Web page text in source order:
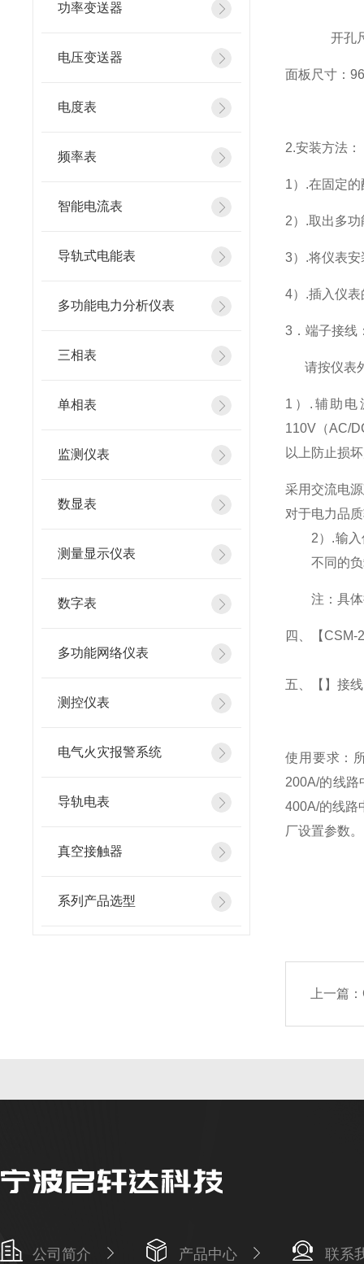
功率变送器
电压变送器
电度表
频率表
智能电流表
导轨式电能表
多功能电力分析仪表
三相表
单相表
监测仪表
数显表
测量显示仪表
数字表
多功能网络仪表
测控仪表
电气火灾报警系统
导轨电表
真空接触器
系列产品选型
开孔
面板尺寸：
2.安装方法：
1）.在固定
2）.取出多
3）.将仪表
4）.插入仪
3 ．端子接线
请按仪表
1 ） . 辅助电
110V （AC/
以上防止损
采用交流电
对于电力品
2） .输
不同的
注：具
四、 【
五、 【】接
使用要求：
200A/的线路
400A/的线路
厂设置参数。
上一篇：
公司简介 产品中心 联系